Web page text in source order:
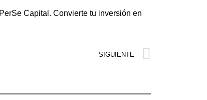
PerSe Capital . Convierte tu inversión en
SIGUIENTE